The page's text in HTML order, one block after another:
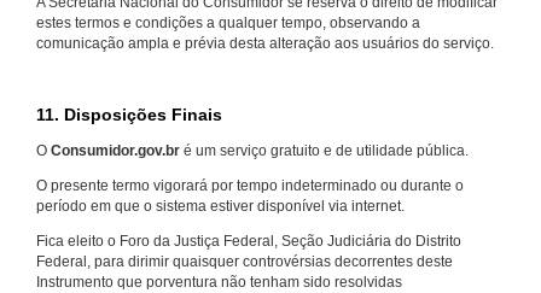
estes termos e condições a qualquer tempo, observando a
comunicação ampla e prévia desta alteração aos usuários do serviço.
11. Disposições Finais
O Consumidor.gov.br é um serviço gratuito e de utilidade pública.
O presente termo vigorará por tempo indeterminado ou durante o
período em que o sistema estiver disponível via internet.
Fica eleito o Foro da Justiça Federal, Seção Judiciária do Distrito
Federal, para dirimir quaisquer controvérsias decorrentes deste
Instrumento que porventura não tenham sido resolvidas